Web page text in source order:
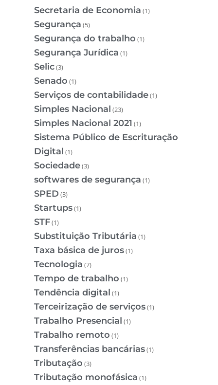
Secretaria de Economia (1)
Segurança (5)
Segurança do trabalho (1)
Segurança Jurídica (1)
Selic(3)
Senado (1)
Serviços de contabilidade(1)
Simples Nacional (23)
Simples Nacional 2021 (1)
Sistema Público de Escrituração
Digital (1)
Sociedade(3)
softwares de segurança (1)
SPED (3)
Startups(1)
STF(1)
Substituição Tributária (1)
Taxa básica de juros(1)
Tecnologia (7)
Tempo de trabalho (1)
Tendência digital (1)
Terceirização de serviços(1)
Trabalho Presencial (1)
Trabalho remoto (1)
Transferências bancárias(1)
Tributação (3)
Tributação monofásica (1)